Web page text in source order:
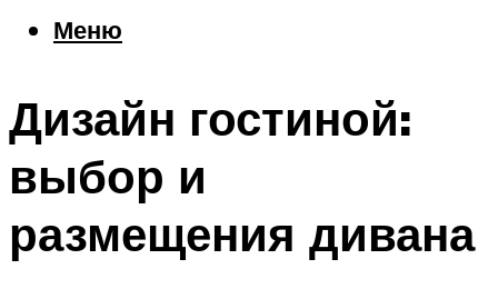
Меню
Дизайн гостиной:
выбор и
размещения дивана